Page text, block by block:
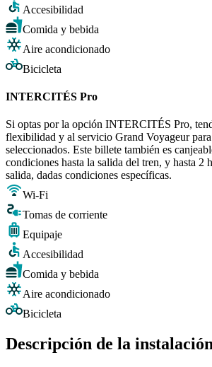
Accesibilidad
Comida y bebida
Aire acondicionado
Bicicleta
INTERCITÉS Pro
Si optas por la opción INTERCITÉS Pro,
flexibilidad y al servicio Grand Voyageur
seleccionados. Este billete también es
condiciones hasta la salida del tren, y hasta 2
salida, dadas condiciones específicas.
Wi-Fi
Tomas de corriente
Equipaje
Accesibilidad
Comida y bebida
Aire acondicionado
Bicicleta
Descripción de la